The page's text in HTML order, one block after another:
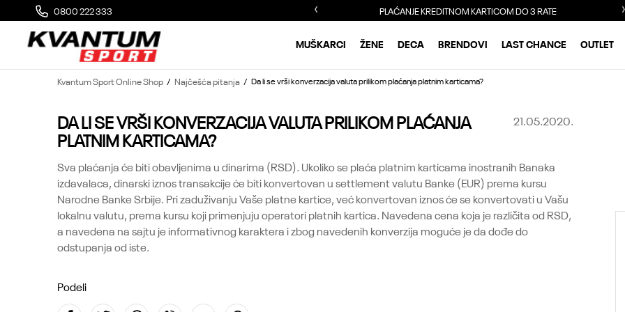
0800 222 333
MOGUĆA ZAMENA 14 DANA OD DOSTAVE PLAĆANJE KREDITNOM KARTICOM DO 3 RATE
MUŠKARCI ŽENE DECA BRENDOVI LAST CHANCE OUTLET
Kvantum Sport Online Shop Najčešća pitanja Da li se vrši konverzacija valuta prilikom plaćanja platnim karticama?
21.05.2020.
DA LI SE VRŠI KONVERZACIJA VALUTA PRILIKOM PLAĆANJA
PLATNIM KARTICAMA?
Sva plaćanja će biti obavljenima u dinarima (RSD). Ukoliko se plaća platnim karticama inostranih Banaka
izdavalaca, dinarski iznos transakcije će biti konvertovan u settlement valutu Banke (EUR) prema kursu
Narodne Banke Srbije. Pri zaduživanju Vaše platne kartice, već konvertovan iznos će se konvertovati u Vašu
lokalnu valutu, prema kursu koji primenjuju operatori platnih kartica. Navedena cena koja je različita od RSD,
a navedena na sajtu je informativnog karaktera i zbog navedenih konverzija moguće je da dođe do
odstupanja od iste.
Podeli
KOJA SKALA VELIČINE JE IZRAŽENA NA